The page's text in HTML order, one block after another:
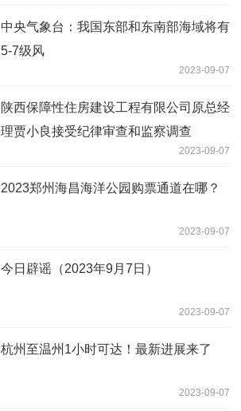
中央气象台：我国东部和东南部海域将有
5-7级风
2023-09-07
陕西保障性住房建设工程有限公司原总经
理贾小良接受纪律审查和监察调查
2023-09-07
2023郑州海昌海洋公园购票通道在哪？
2023-09-07
今日辟谣（2023年9月7日）
2023-09-07
杭州至温州1小时可达！最新进展来了
2023-09-07